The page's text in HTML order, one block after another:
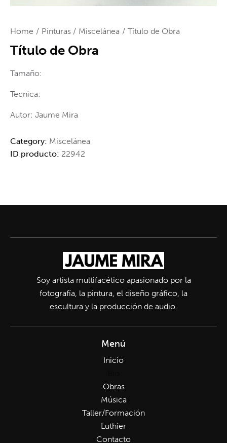
Home Pinturas Miscelánea Título de Obra
Título de Obra
Tamaño:
Tecnica:
Autor: Jaume Mira
Category: Miscelánea
ID producto: 22942
Soy artista multifacético apasionado por la
fotografía, la pintura, el diseño gráfico, la
escultura y la producción de audio.
Menú
Inicio
Obras
Música
Taller/Formación
Luthier
Contacto